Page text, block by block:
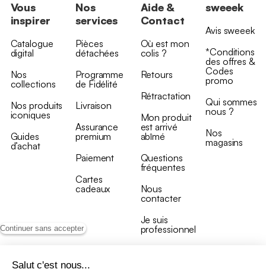
Continuer sans accepter
Salut c'est nous...
Vous
inspirer
Catalogue
digital
Nos
collections
Nos produits
iconiques
Guides
d’achat
Nos
services
Pièces
détachées
Programme
de Fidélité
Livraison
Assurance
premium
Paiement
Cartes
cadeaux
Aide &
Contact
Où est mon
colis ?
Retours
Rétractation
Mon produit
est arrivé
abîmé
Questions
fréquentes
Nous
contacter
Je suis
professionnel
sweeek
Avis sweeek
*Conditions
des offres &
Codes
promo
Qui sommes
nous ?
Nos
magasins